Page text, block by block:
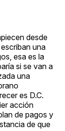
desde
una
esa es la
si se van a
una
es D.C.
acción
de pagos y
de que